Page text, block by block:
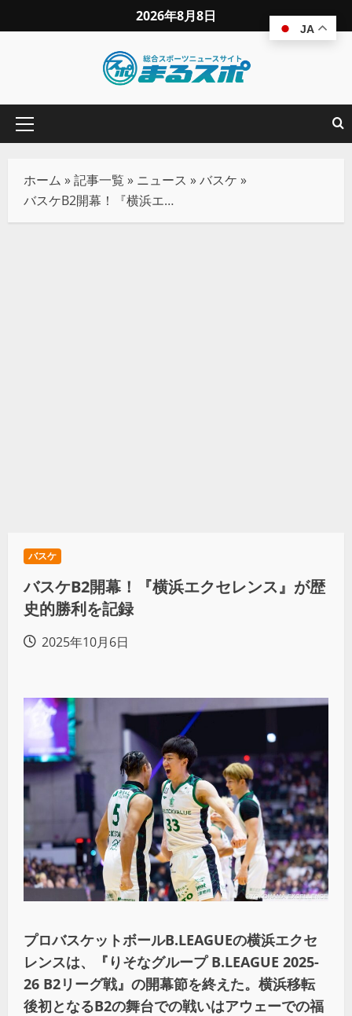
2026年8月8日
ホーム »記事一覧 » ニュース »バスケ »
バスケB2開幕！『横浜エクセレンス』が歴史的勝利を記録
バスケ
バスケB2開幕！『横浜エクセレンス』が歴
史的勝利を記録
2025年10月6日
プロバスケットボールB.LEAGUEの横浜エクセ
レンスは、『りそなグループ B.LEAGUE 2025-
26 B2リーグ戦』の開幕節を終えた。横浜移転
後初となるB2の舞台での戦いはアウェーでの福
JA